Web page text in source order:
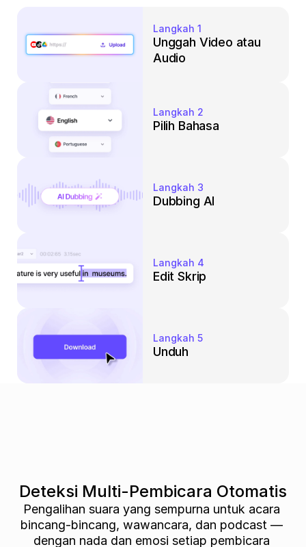
Langkah 1
Unggah Video atau
Audio
Langkah 2
Pilih Bahasa
Langkah 3
Dubbing AI
Langkah 4
Edit Skrip
Langkah 5
Unduh
Deteksi Multi-Pembicara Otomatis
Pengalihan suara yang sempurna untuk acara
bincang-bincang, wawancara, dan podcast —
dengan nada dan emosi setiap pembicara